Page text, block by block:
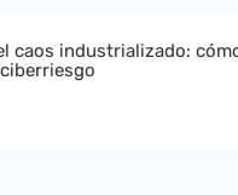
caos industrializado: